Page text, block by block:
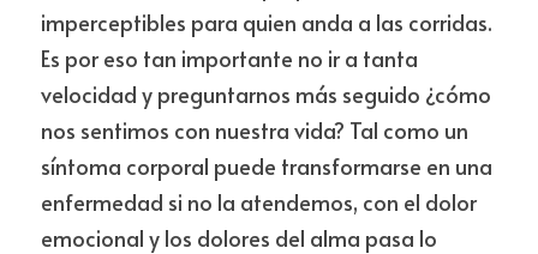
imperceptibles para quien anda a las corridas.
Es por eso tan importante no ir a tanta
velocidad y preguntarnos más seguido ¿cómo
nos sentimos con nuestra vida? Tal como un
síntoma corporal puede transformarse en una
enfermedad si no la atendemos, con el dolor
emocional y los dolores del alma pasa lo